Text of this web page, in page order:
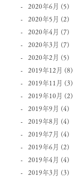
2020年6月 (5)
2020年5月 (2)
2020年4月 (7)
2020年3月 (7)
2020年2月 (5)
2019年12月 (8)
2019年11月 (3)
2019年10月 (2)
2019年9月 (4)
2019年8月 (4)
2019年7月 (4)
2019年6月 (2)
2019年4月 (4)
2019年3月 (3)